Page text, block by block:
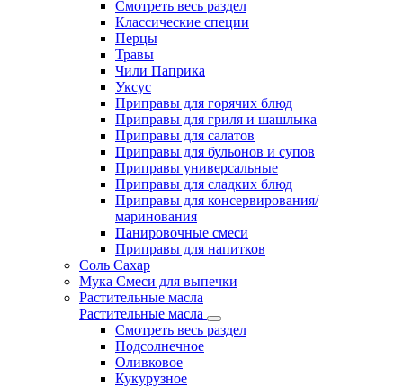
Смотреть весь раздел
Классические специи
Перцы
Травы
Чили Паприка
Уксус
Приправы для горячих блюд
Приправы для гриля и шашлыка
Приправы для салатов
Приправы для бульонов и супов
Приправы универсальные
Приправы для сладких блюд
Приправы для консервирования/
маринования
Панировочные смеси
Приправы для напитков
Соль Сахар
Мука Смеси для выпечки
Растительные масла
Растительные масла
Смотреть весь раздел
Подсолнечное
Оливковое
Кукурузное